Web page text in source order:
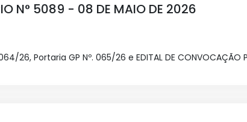
N° 5089 - 08 DE MAIO DE 2026
26, Portaria GP Nº. 065/26 e EDITAL DE CONVOCAÇÃO